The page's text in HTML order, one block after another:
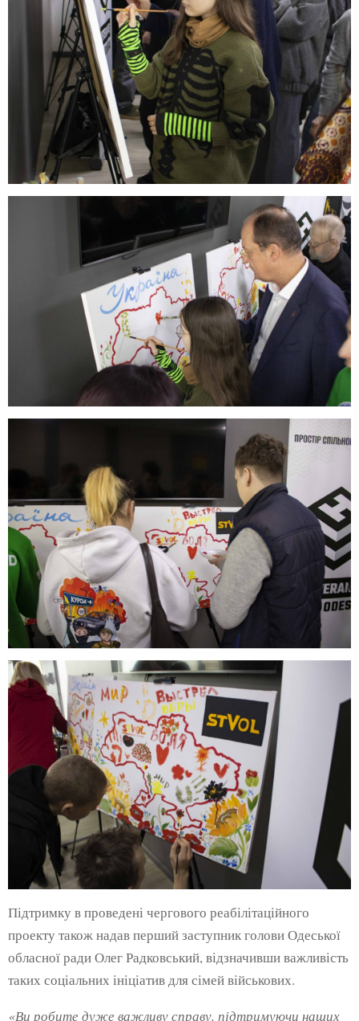
Підтримку в проведені чергового реабілітаційного
проекту також надав перший заступник голови Одеської
обласної ради Олег Радковський, відзначивши важливість
таких соціальних ініціатив для сімей військових.
«Ви робите дуже важливу справу, підтримуючи наших